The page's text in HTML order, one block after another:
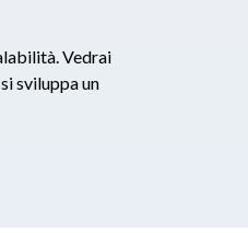
Vedrai
sviluppa un